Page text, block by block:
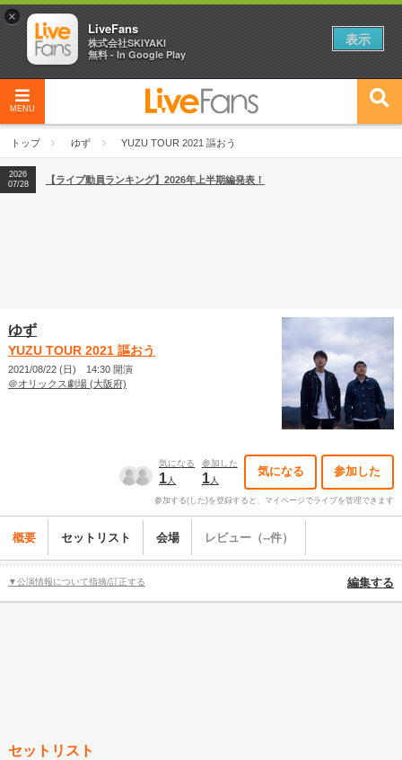
MENU
トップ ゆず YUZU TOUR 2021 謳おう
04/27
【フェス特集2026】フェス情報はここから！
2026
07/28
2026
【フェス特集2026】フェス情報はここから！
2026
07/28
【ライブ動員ランキング】2026年上半期編発表！
ゆず
YUZU TOUR 2021 謳おう
2021/08/22 (日) 14:30 開演
＠オリックス劇場 (大阪府)
気になる
1人
参加した
1人
気になる 参加した
参加する(した)を登録すると、マイページでライブを管理できます
概要 セットリスト 会場 レビュー（--件）
▼公演情報について指摘/訂正する 編集する
セットリスト
×
LiveFans
株式会社SKIYAKI
無料 - In Google Play
表示